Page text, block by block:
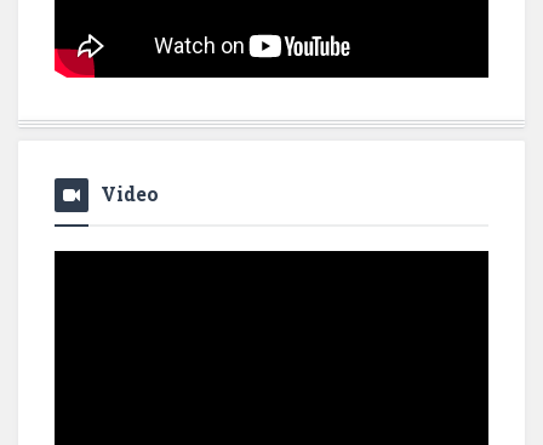
Video